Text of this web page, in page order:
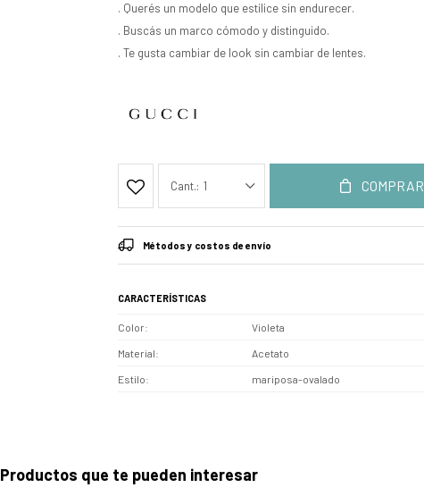
. Querés un modelo que estilice sin endurecer.
. Buscás un marco cómodo y distinguido.
. Te gusta cambiar de look sin cambiar de lentes.
1 COMPRAR
Métodos y costos de envío
CARACTERÍSTICAS
Color Violeta
Material Acetato
Estilo mariposa-ovalado
Productos que te pueden interesar